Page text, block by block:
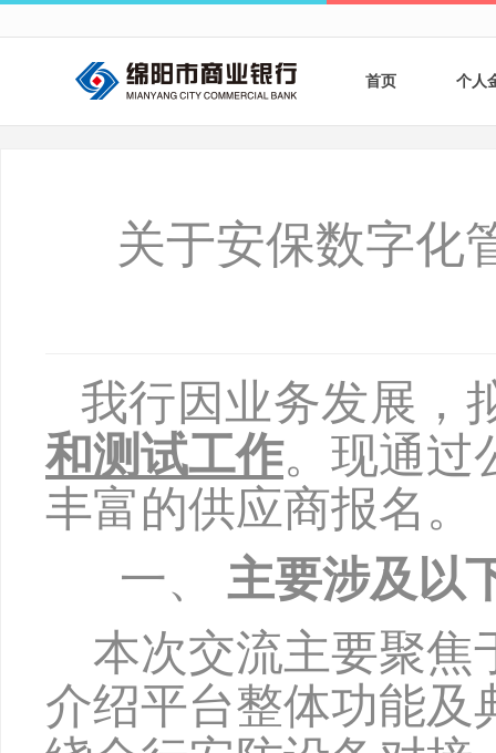
首页 个人
银
财富
关于安保数字化
我行因 业务发展，
和测试工作。现通过
丰富的供应商报名。
一、 主要涉及以
本次交流主要聚焦
介绍平台整体功能及